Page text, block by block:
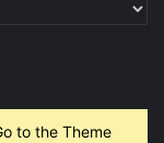
to the Theme